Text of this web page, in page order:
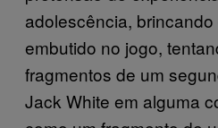
adolescência,
embutido no jogo,
fragmentos de um
Jack White em alguma